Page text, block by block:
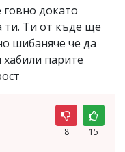
докато
ти. Ти от къде ще
шибаняче че да
парите
8 15